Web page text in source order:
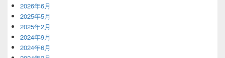
2026年6月
2025年5月
2025年2月
2024年9月
2024年6月